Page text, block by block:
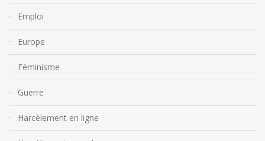
Emploi
Europe
Féminisme
Guerre
Harcèlement en ligne